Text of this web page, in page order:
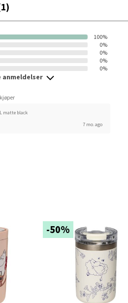
100%
0%
0%
0%
0%
anmeldelser
matte black
7 mo. ago
-50%
Thon
Åpent
0 i